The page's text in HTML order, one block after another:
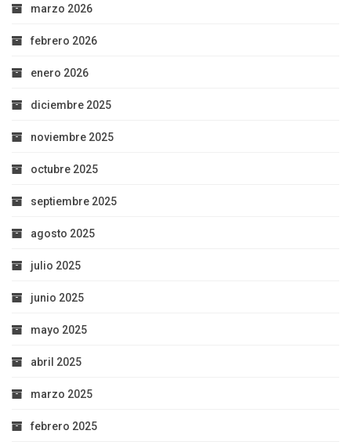
marzo 2026
febrero 2026
enero 2026
diciembre 2025
noviembre 2025
octubre 2025
septiembre 2025
agosto 2025
julio 2025
junio 2025
mayo 2025
abril 2025
marzo 2025
febrero 2025